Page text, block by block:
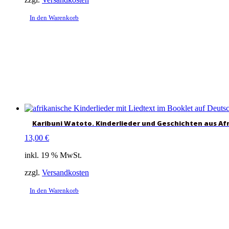
In den Warenkorb
Karibuni Watoto. Kinderlieder und Geschichten aus
13,00 €
inkl. 19 % MwSt.
zzgl. Versandkosten
In den Warenkorb